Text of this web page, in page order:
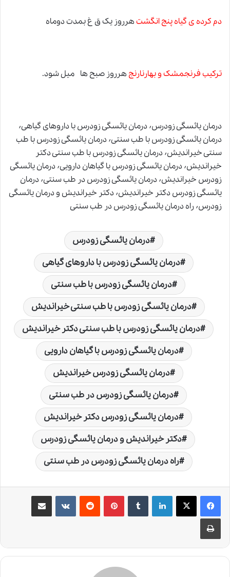
دم کرده ی گیاه پنج انگشتهرروز یک ق غ بمدت دوماه
ترکیب فرنجمشک و بهارنارنج هرروز صبح ها میل شود.
درمان یائسگی زودرس٬ درمان یائسگی زودرس با داروهای گیاهی٬
درمان یائسگی زودرس با طب سنتی٬ درمان یائسگی زودرس با طب
سنتی خیراندیش٬ درمان یائسگی زودرس با طب سنتی دکتر
خیراندیش٬ درمان یائسگی زودرس با گیاهان دارویی٬ درمان یائسگی
زودرس خیراندیش٬ درمان یائسگی زودرس در طب سنتی٬ درمان
یائسگی زودرس دکتر خیراندیش٬ دکتر خیراندیش و درمان یائسگی
زودرس٬ راه درمان یائسگی زودرس در طب سنتی
درمان یائسگی زودرس
درمان یائسگی زودرس با داروهای گیاهی
درمان یائسگی زودرس با طب سنتی
درمان یائسگی زودرس با طب سنتی خیراندیش
درمان یائسگی زودرس با طب سنتی دکتر خیراندیش
درمان یائسگی زودرس با گیاهان دارویی
درمان یائسگی زودرس خیراندیش
درمان یائسگی زودرس در طب سنتی
درمان یائسگی زودرس دکتر خیراندیش
دکتر خیراندیش و درمان یائسگی زودرس
راه درمان یائسگی زودرس در طب سنتی
لینکدین ‫تامبلر ‫پین‌ترست‫رددیت ‫VKontakteاشتراک گذاری از طریق ایمیل
چاپ